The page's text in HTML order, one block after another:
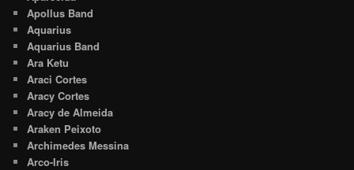
Apollus Band
Aquarius
Aquarius Band
Ara Ketu
Araci Cortes
Aracy Cortes
Aracy de Almeida
Araken Peixoto
Archimedes Messina
Arco-Iris